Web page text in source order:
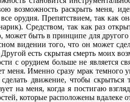
возможность раскрыть меня,
орудия. Препятствием, так как
Средством, так как раз
может быть в принципе для
видении того, что он может
есть скрытая смерть моих
с орудием больше не является
меня. Именно сразу мрак темного
движение, чтобы
на меня, когда я постигаю
которые расположены вдалеке